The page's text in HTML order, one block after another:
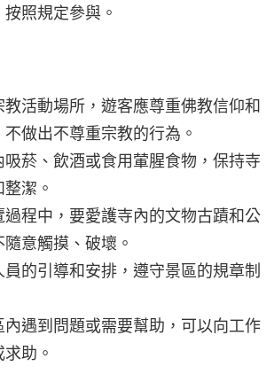
照規定參與。
教活動場所，遊客應尊重佛教信仰和
做出不尊重宗教的行為。
吸菸、飲酒或食用葷腥食物，保持寺
潔。
程中，要愛護寺內的文物古蹟和公
意觸摸、破壞。
員的引導和安排，遵守景區的規章制
遇到問題或需要幫助，可以向工作
助。